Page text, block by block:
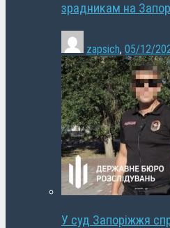
зрадникам на
zapsich, 05/12/
У суд Запоріжжя